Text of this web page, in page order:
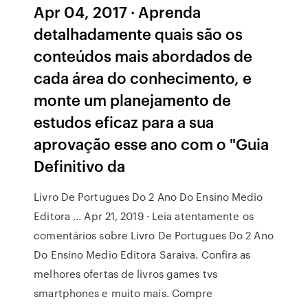
Apr 04, 2017 · Aprenda
detalhadamente quais são os
conteúdos mais abordados de
cada área do conhecimento, e
monte um planejamento de
estudos eficaz para a sua
aprovação esse ano com o "Guia
Definitivo da
Livro De Portugues Do 2 Ano Do Ensino Medio
Editora ... Apr 21, 2019 · Leia atentamente os
comentários sobre Livro De Portugues Do 2 Ano
Do Ensino Medio Editora Saraiva. Confira as
melhores ofertas de livros games tvs
smartphones e muito mais. Compre